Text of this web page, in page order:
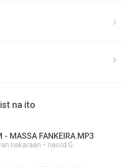
na ito
- MASSA FANKEIRA.MP3
nakaraan nascd G.